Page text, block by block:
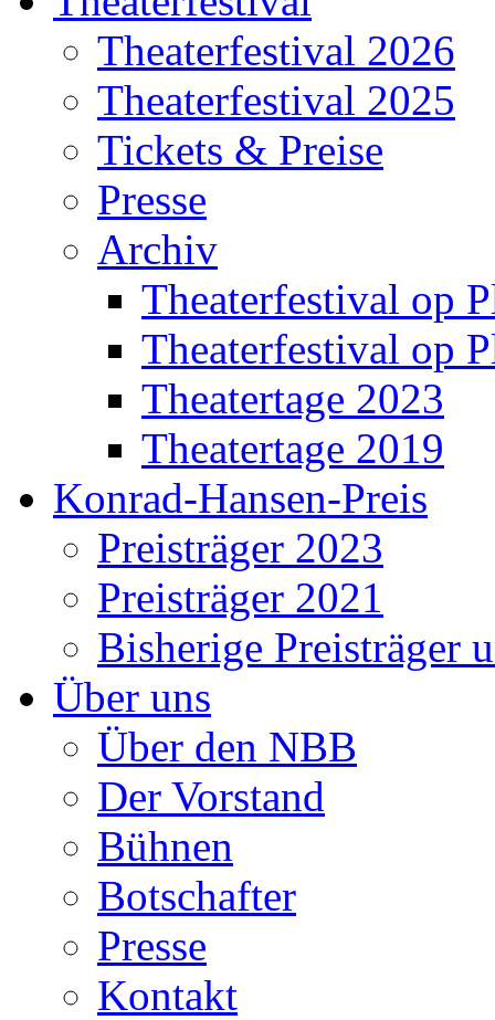
Theaterfestival 2026
Theaterfestival 2025
Tickets & Preise
Presse
Archiv
Theaterfestival op
Theaterfestival op
Theatertage 2023
Theatertage 2019
Konrad-Hansen-Preis
Preisträger 2023
Preisträger 2021
Bisherige Preisträger
Über uns
Über den NBB
Der Vorstand
Bühnen
Botschafter
Presse
Kontakt